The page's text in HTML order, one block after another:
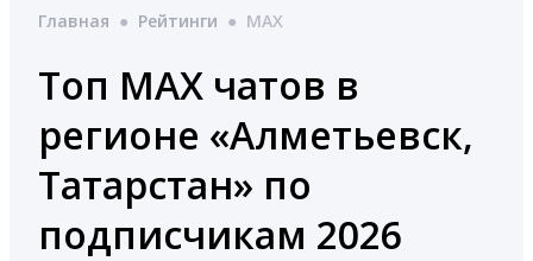
Главная ● Рейтинги ● MAX
Топ MAX чатов в
регионе «Алметьевск,
Татарстан» по
подписчикам 2026